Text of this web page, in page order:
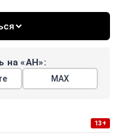
на «АН»:
МАХ
13+